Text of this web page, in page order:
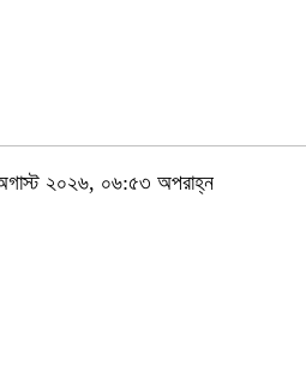
২০২৬, ০৬:৫৩ অপরাহ্ন